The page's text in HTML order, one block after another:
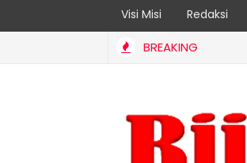
Visi Misi Redaksi
BREAKING